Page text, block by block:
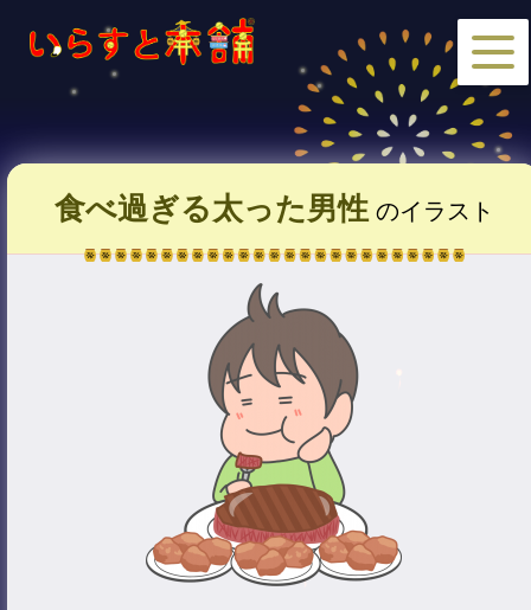
食べ過ぎる太った男性のイラスト